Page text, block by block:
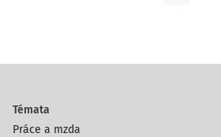
Témata
Práce a mzda